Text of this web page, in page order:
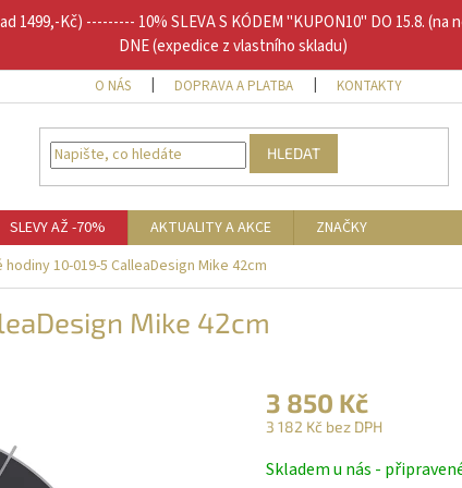
1499,-Kč) --------- 10% SLEVA S KÓDEM "KUPON10" DO 15.8.
DNE (expedice z vlastního skladu)
O NÁS DOPRAVA A PLATBA KONTAKTY
HLEDAT
SLEVY AŽ -70% AKTUALITY A AKCE
ZNAČKY
10-019-5 CalleaDesign Mike 42cm
Mike 42cm
3 850 Kč
3 182 Kč bez DPH
cena:
Skladem u nás -